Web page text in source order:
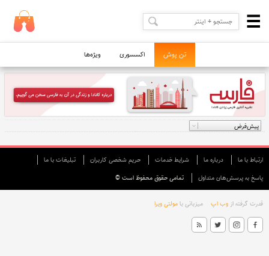
تن پوش اکسسوری ویژه‌ها
ارتباط با ما درباره ما شرایط خدمات حريم شخصی كاربران
تبليغات با ما
پاسخ به پرسش‌های متداول
تمامی حقوق محفوظ است ©
قدرت گرفته از وب اپ میزبانی بامولتی ویرا